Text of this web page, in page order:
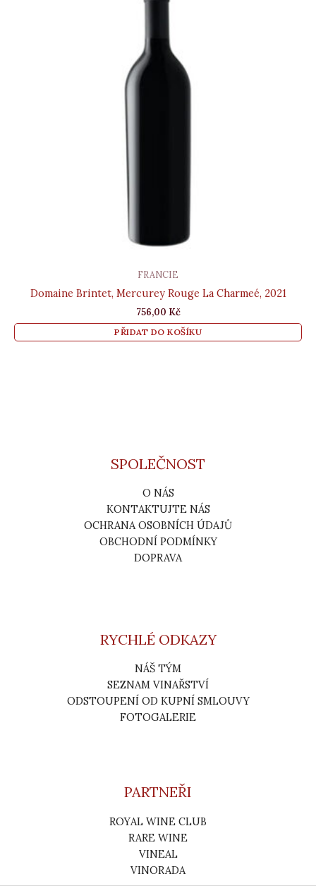
FRANCIE
Domaine Brintet, Mercurey Rouge La Charmeé, 2021
756,00 Kč
PŘIDAT DO KOŠÍKU
SPOLEČNOST
O NÁS
KONTAKTUJTE NÁS
OCHRANA OSOBNÍCH ÚDAJŮ
OBCHODNÍ PODMÍNKY
DOPRAVA
RYCHLÉ ODKAZY
NÁŠ TÝM
SEZNAM VINAŘSTVÍ
ODSTOUPENÍ OD KUPNÍ SMLOUVY
FOTOGALERIE
PARTNEŘI
ROYAL WINE CLUB
RARE WINE
VINEAL
VINORADA